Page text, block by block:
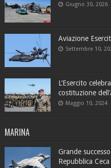
Giugno 30, 2026
Aviazione
Settembre 10,
L’Esercito
costituzione
Maggio 10, 2024
MARINA
Grande
Repubblica Ceca